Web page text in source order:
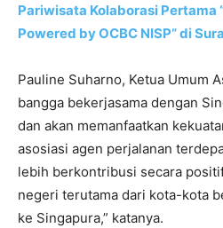
Pariwisata Kolaborasi Pertama
Powered by OCBC NISP” di
Pauline Suharno, Ketua Umum
bangga bekerjasama dengan
dan akan memanfaatkan
asosiasi agen perjalanan
lebih berkontribusi secara
negeri terutama dari kota-kota
ke Singapura,” katanya.